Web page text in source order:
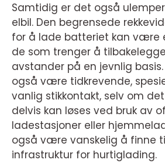
Samtidig er det også
elbil. Den begrensede
for å lade batteriet kan være
de som trenger å
avstander på en jevnlig
også være tidkrevende,
vanlig stikkontakt, selv om
delvis kan løses ved bruk av
ladestasjoner eller
også være vanskelig å finne
infrastruktur for hurtiglading.